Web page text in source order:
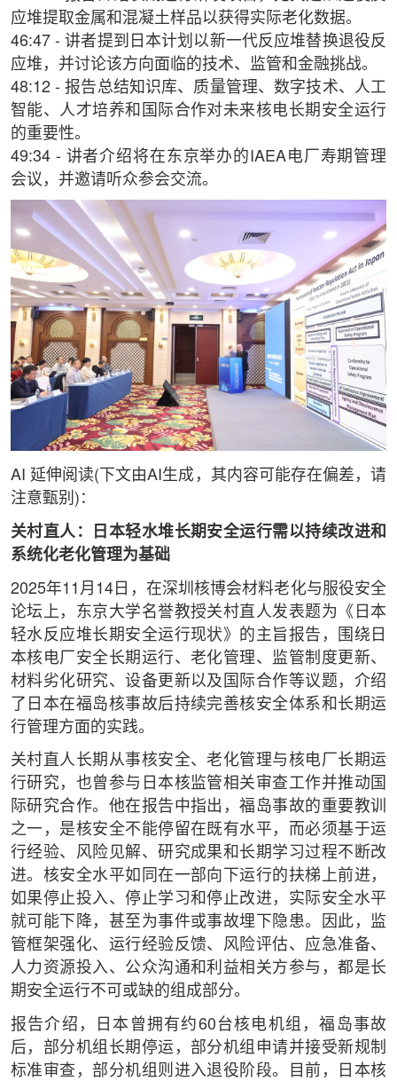
应堆提取金属和混凝土样品以获得实际老化数据。
46:47 - 讲者提到日本计划以新一代反应堆替换退役反
应堆，并讨论该方向面临的技术、监管和金融挑战。
48:12 - 报告总结知识库、质量管理、数字技术、人工
智能、人才培养和国际合作对未来核电长期安全运行
的重要性。
49:34 - 讲者介绍将在东京举办的IAEA电厂寿期管理
会议，并邀请听众参会交流。
AI 延伸阅读(下文由AI生成，其内容可能存在偏差，请
注意甄别)：
关村直人：日本轻水堆长期安全运行需以持续改进和
系统化老化管理为基础
2025年11月14日，在深圳核博会材料老化与服役安全
论坛上，东京大学名誉教授关村直人发表题为《日本
轻水反应堆长期安全运行现状》的主旨报告，围绕日
本核电厂安全长期运行、老化管理、监管制度更新、
材料劣化研究、设备更新以及国际合作等议题，介绍
了日本在福岛核事故后持续完善核安全体系和长期运
行管理方面的实践。
关村直人长期从事核安全、老化管理与核电厂长期运
行研究，也曾参与日本核监管相关审查工作并推动国
际研究合作。他在报告中指出，福岛事故的重要教训
之一，是核安全不能停留在既有水平，而必须基于运
行经验、风险见解、研究成果和长期学习过程不断改
进。核安全水平如同在一部向下运行的扶梯上前进，
如果停止投入、停止学习和停止改进，实际安全水平
就可能下降，甚至为事件或事故埋下隐患。因此，监
管框架强化、运行经验反馈、风险评估、应急准备、
人力资源投入、公众沟通和利益相关方参与，都是长
期安全运行不可或缺的组成部分。
报告介绍，日本曾拥有约60台核电机组，福岛事故
后，部分机组长期停运，部分机组申请并接受新规制
标准审查，部分机组则进入退役阶段。目前，日本核